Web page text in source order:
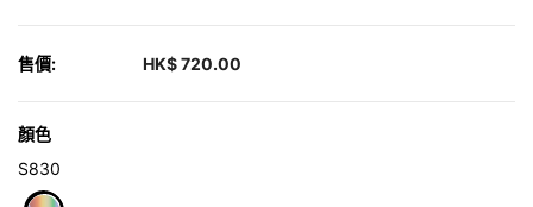
售價: HK$ 720.00
顏色
S830